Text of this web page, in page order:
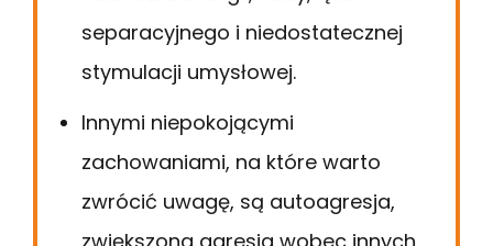
separacyjnego i niedostatecznej
stymulacji umysłowej.
Innymi niepokojącymi
zachowaniami, na które warto
zwrócić uwagę, są autoagresja,